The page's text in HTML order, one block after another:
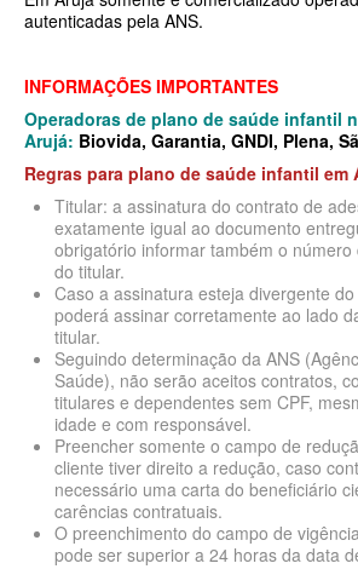
MEDICAL HEALTH PLANO DE SAÚDE
NEXT SEISA PLANO DE SAÚDE EMPRESARIAL
NOTREDAME PLANO DE SAÚDE EMPRESARIAL
ONE HEALTH PLANO DE SAÚDE EMPRESARIAL
PLENA PLANO DE SAÚDE EMPRESARIAL
PORTO SEGURO PLANO DE SAÚDE
SAMED PLANO DE SAÚDE EMPRESARIAL
SANTA CASA DE MAUÁ PLANO DE SAÚDE
SANTARIS PLANO DE SAÚDE EMPRESARIAL
SANTA HELENA PLANO DE SAÚDE
SÃO CRISTOVÃO PLANO DE SAÚDE
PLANO DE SAÚDE INDIVIDUAL
BIO SAÚDE PLANO DE SAÚDE INDIVIDUAL
BIOVIDA PLANO DE SAÚDE INDIVIDUAL
autenticadas pela ANS.
INFORMAÇÕES IMPORTANTES
Operadoras de plano de saúde infantil
Arujá: Biovida, Garantia, GNDI, Plena,
Regras para plano de saúde infantil em
Titular: a assinatura do contrato de
exatamente igual ao documento
obrigatório informar também o
do titular.
Caso a assinatura esteja divergente
poderá assinar corretamente ao lado
titular.
Seguindo determinação da ANS
Saúde), não serão aceitos contratos,
titulares e dependentes sem CPF,
idade e com responsável.
Preencher somente o campo de
cliente tiver direito a redução, caso
necessário uma carta do beneficiário
carências contratuais.
O preenchimento do campo de
pode ser superior a 24 horas da data